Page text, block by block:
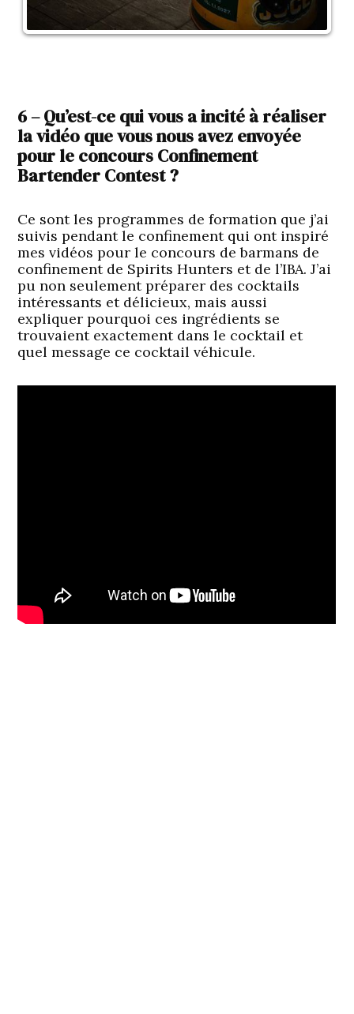
6 – Qu’est-ce qui vous a incité à réaliser
la vidéo que vous nous avez envoyée
pour le concours Confinement
Bartender Contest ?
Ce sont les programmes de formation que j’ai
suivis pendant le confinement qui ont inspiré
mes vidéos pour le concours de barmans de
confinement de Spirits Hunters et de l’IBA. J’ai
pu non seulement préparer des cocktails
intéressants et délicieux, mais aussi
expliquer pourquoi ces ingrédients se
trouvaient exactement dans le cocktail et
quel message ce cocktail véhicule.